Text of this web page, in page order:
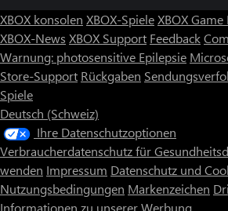
XBOX konsolen XBOX-SpieleXBOX Game
XBOX-News XBOX Support Feedback
Warnung: photosensitive Epilepsie
Store-Support Rückgaben
Spiele
Deutsch (Schweiz)
Ihre Datenschutzoptionen
Verbraucherdatenschutz für
wenden Impressum Datenschutz und
Nutzungsbedingungen Markenzeichen
Informationen zu unserer Werbung